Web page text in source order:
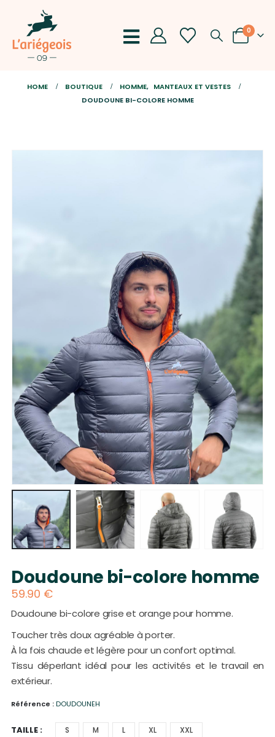
0
HOME BOUTIQUE HOMME, MANTEAUX ET VESTES
DOUDOUNE BI-COLORE HOMME
Doudoune bi-colore homme
59.90 €
Doudoune bi-colore grise et orange pour homme.
Toucher très doux agréable à porter.
À la fois chaude et légère pour un confort optimal.
Tissu déperlant idéal pour les activités et le travail en
extérieur.
Référence :DOUDOUNEH
TAILLE S M L XL XXL